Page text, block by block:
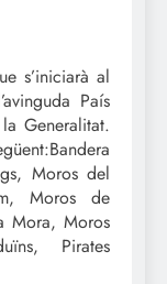
s’iniciarà al
País
Generalitat.
Moros del
Moros de
Mora, Moros
Pirates